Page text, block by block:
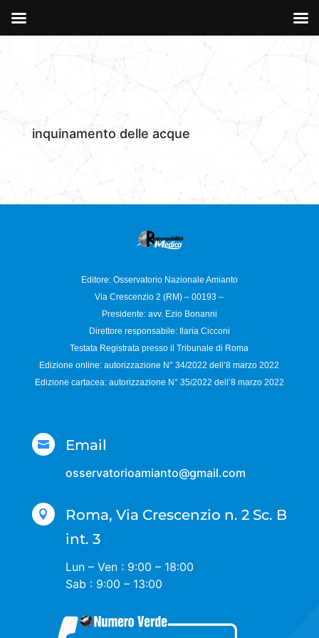
inquinamento delle acque
Editore: Osservatorio Nazionale Amianto
Via Crescenzio 2 (RM) – 00193 –
Presidente: avv. Ezio Bonanni
Direttore responsabile:
Ilaria Cicconi
Testata Registrata presso il Tribunale di Roma
Edizione online: autorizzazione N°34/2022 dell’8 marzo 2022
Edizione cartacea: autorizzazione N° 35/2022 dell’8 marzo 2022
 Email
osservatorioamianto@gmail.com

Roma, Via Crescenzio n. 2 Sc. B
int. 3
Lun – Ven : 9:00 – 18:00
Sab : 9:00 – 13:00